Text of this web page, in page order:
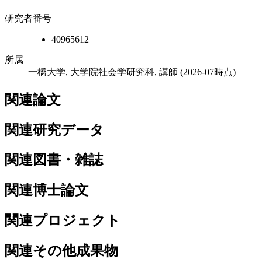
研究者番号
40965612
所属
一橋大学, 大学院社会学研究科, 講師 (2026-07時点)
関連論文
関連研究データ
関連図書・雑誌
関連博士論文
関連プロジェクト
関連その他成果物